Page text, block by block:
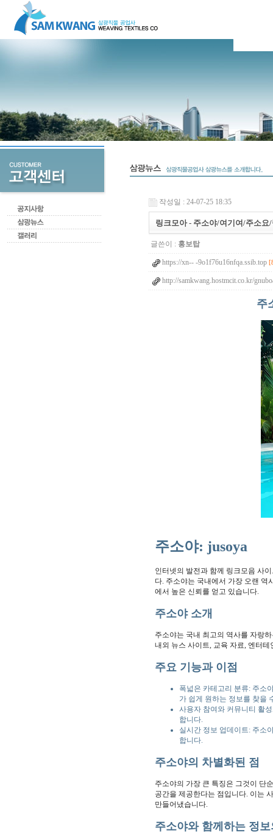
작성일 : 24-07-25 18:35
링크모아 - 주소야/여기여/주소
글쓴이 : 홍보탑
https://xn-- -9o1f76u16nfqa.ssib.top
http://samkwang.hostmcit.co.kr/
주
주소야: jusoya
인터넷의 발전과 함께 링크모음 사
다. 주소야는 국내에서 가장 오랜 역
에서 높은 신뢰를 얻고 있습니다.
주소야 소개
주소야는 국내 최고의 역사를 자랑
내외 뉴스 사이트, 교육 자료, 엔터
주요 기능과 이점
폭넓은 카테고리 분류: 주소
가 쉽게 원하는 정보를 찾을
사용자 참여와 커뮤니티 활
합니다.
실시간 정보 업데이트: 주소
합니다.
주소야의 차별화된 점
주소야의 가장 큰 특징은 그것이 단
공간을 제공한다는 점입니다. 이는
만들어냈습니다.
주소야와 함께하는 정